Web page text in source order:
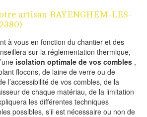
artisan BAYENGHEM-LES-
à vous en fonction du chantier et des
sur la réglementation thermique,
isolation optimale de vos combles ,
flocons, de laine de verre ou de
l’accessibilité de vos combles, de la
de chaque matériau, de la limitation
les différentes techniques
possibles, s’il est nécessaire ou non de